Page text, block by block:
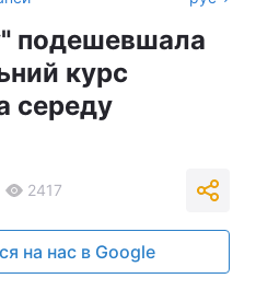
подешевшала
курс
середу
2417
на нас в Google